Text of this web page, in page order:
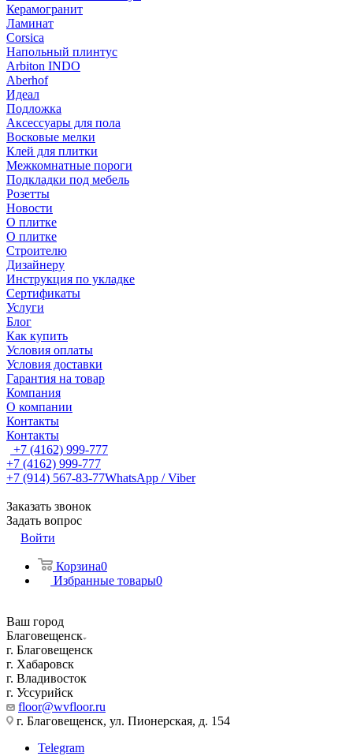
Керамогранит
Ламинат
Corsica
Напольный плинтус
Arbiton INDO
Aberhof
Идеал
Подложка
Аксессуары для пола
Восковые мелки
Клей для плитки
Межкомнатные пороги
Подкладки под мебель
Розетты
Новости
О плитке
О плитке
Строителю
Дизайнеру
Инструкция по укладке
Сертификаты
Услуги
Блог
Как купить
Условия оплаты
Условия доставки
Гарантия на товар
Компания
О компании
Контакты
Контакты
+7 (4162) 999-777
+7 (4162) 999-777
+7 (914) 567-83-77WhatsApp / Viber
Заказать звонок
Задать вопрос
Войти
Корзина0
Избранные товары0
Ваш город
Благовещенск
г. Благовещенск
г. Хабаровск
г. Владивосток
г. Уссурийск
floor@wvfloor.ru
г. Благовещенск, ул. Пионерская, д. 154
Telegram